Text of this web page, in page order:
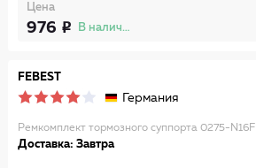
Цена
976 В наличии
FEBEST
Германия
Ремкомплект тормозного суппорта 0275-N16F
Доставка: Завтра